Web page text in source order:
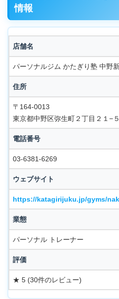
情報
店舗名
パーソナルジム かたぎり塾 中野
住所
〒164-0013
東京都中野区弥生町２丁目２１−
電話番号
03-6381-6269
ウェブサイト
https://katagirijuku.jp/gyms/
業態
パーソナル トレーナー
評価
★ 5 (30件のレビュー)